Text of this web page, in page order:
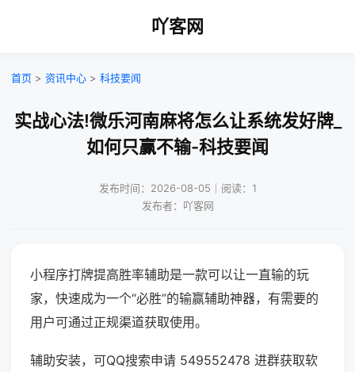
吖客网
首页 > 资讯中心 > 科技要闻
实战心法!微乐河南麻将怎么让系统发好牌_
如何只赢不输-科技要闻
发布时间：2026-08-05｜阅读：1
发布者：吖客网
小程序打牌提高胜率辅助是一款可以让一直输的玩
家，快速成为一个“必胜”的输赢辅助神器，有需要的
用户可通过正规渠道获取使用。
辅助安装，可QQ搜索申请 549552478 进群获取软